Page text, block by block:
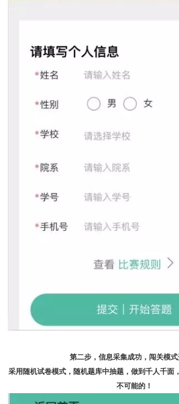
第二步，信息采集成功， 闯关模式
采用随机试卷模式，随机题库中抽题，做到千人千面
不可能的！